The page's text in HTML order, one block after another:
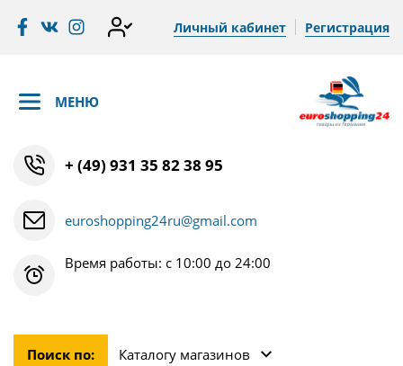
Личный кабинет Регистрация
МЕНЮ
+ (49) 931 35 82 38 95
euroshopping24ru@gmail.com
Время работы: с 10:00 до 24:00
Поиск по: Каталогу магазинов